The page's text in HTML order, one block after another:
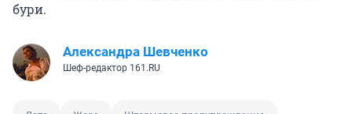
бури.
Александра Шевченко
Шеф-редактор 161.RU